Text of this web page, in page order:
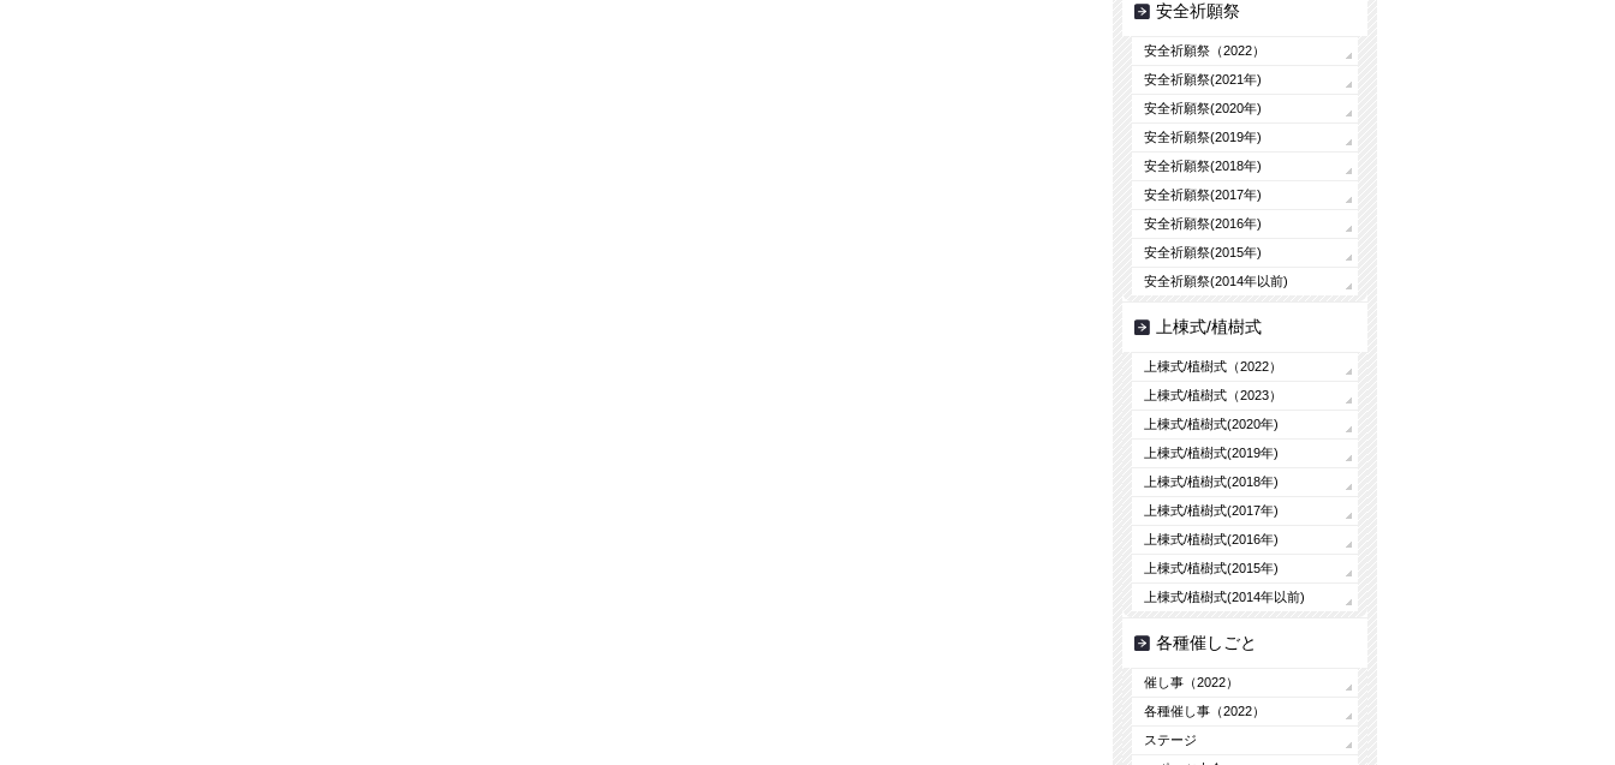
安全祈願祭
安全祈願祭（2022）
安全祈願祭(2021年)
安全祈願祭(2020年)
安全祈願祭(2019年)
安全祈願祭(2018年)
安全祈願祭(2017年)
安全祈願祭(2016年)
安全祈願祭(2015年)
安全祈願祭(2014年以前)
上棟式/植樹式
上棟式/植樹式（2022）
上棟式/植樹式（2023）
上棟式/植樹式(2020年)
上棟式/植樹式(2019年)
上棟式/植樹式(2018年)
上棟式/植樹式(2017年)
上棟式/植樹式(2016年)
上棟式/植樹式(2015年)
上棟式/植樹式(2014年以前)
各種催しごと
催し事（2022）
各種催し事（2022）
ステージ